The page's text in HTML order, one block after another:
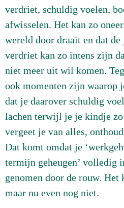
verdriet, schuldig voelen,
afwisselen. Het kan zo
wereld door draait en dat
verdriet kan zo intens zijn
niet meer uit wil komen.
ook momenten zijn waarop
dat je daarover schuldig
lachen terwijl je je kindje
vergeet je van alles,
Dat komt omdat je
termijn geheugen’ volledig
genomen door de rouw. Het
maar nu even nog niet.